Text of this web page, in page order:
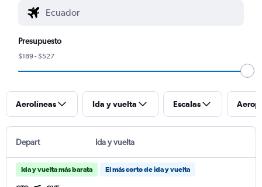
Presupuesto
$189 - $527
Aerolíneas Ida y vuelta Escalas
Depart Ida y vuelta
Ida y vuelta más barata El más corto de ida y vuelta